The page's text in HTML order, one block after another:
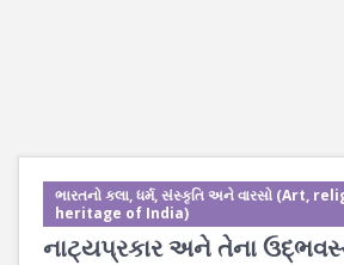
ભારતનો કલા, ધર્મ, સંસ્કૃતિ અને વારસો (Art,
heritage of India)
નાટ્યપ્રકાર અને તેના